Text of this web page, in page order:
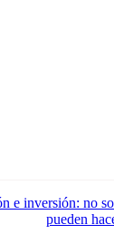
e inversión: no
pueden